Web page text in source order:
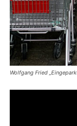
Wolfgang Fried